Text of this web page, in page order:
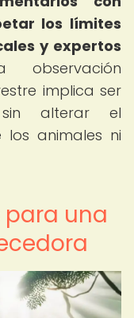
los límites
y expertos
implica ser
alterar el
animales ni
una